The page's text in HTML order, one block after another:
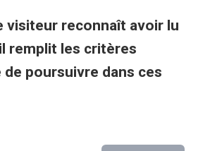
comme la
en
visiteur reconnaît avoir lu
remplit les critères
poursuivre dans ces